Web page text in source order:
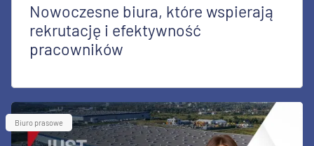
Nowoczesne biura, które wspierają
rekrutację i efektywność
pracowników
Biuro prasowe